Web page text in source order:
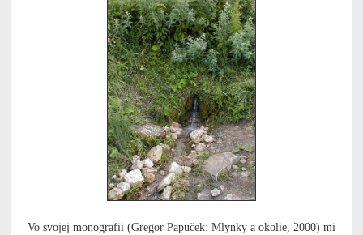
Vo svojej monografii (Gregor Papuček: Mlynky a okolie, 2000) mi